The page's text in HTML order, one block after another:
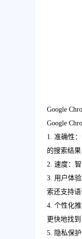
Google
Google
1. 准确性
的搜索结
2. 速度：
3. 用户体
索还支持
4. 个性化
更快地找
5. 隐私保